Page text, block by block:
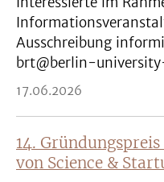
Ausschreibung
brt@berlin-
17.06.2026
14.
von Science &